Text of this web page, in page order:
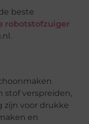
beste
robotstofzuiger
stof verspreiden,
zijn voor drukke
en